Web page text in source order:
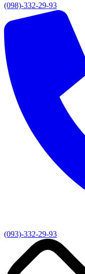
(098)-332-29-93
(093)-332-29-93